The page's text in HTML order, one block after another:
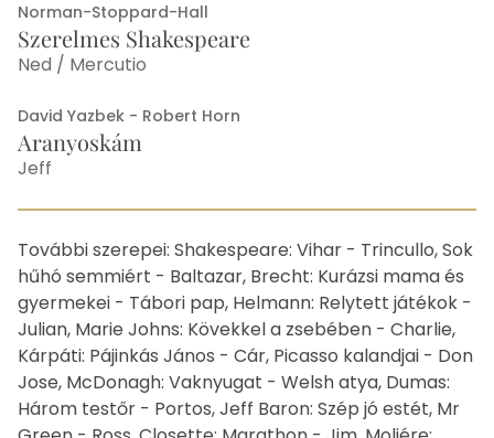
Norman-Stoppard-Hall
Szerelmes Shakespeare
Ned / Mercutio
David Yazbek - Robert Horn
Aranyoskám
Jeff
Egyéb
További szerepei: Shakespeare: Vihar - Trincullo, Sok
hűhó semmiért - Baltazar, Brecht: Kurázsi mama és
gyermekei - Tábori pap, Helmann: Relytett játékok -
Julian, Marie Johns: Kövekkel a zsebében - Charlie,
Kárpáti: Pájinkás János - Cár, Picasso kalandjai - Don
Jose, McDonagh: Vaknyugat - Welsh atya, Dumas:
Három testőr - Portos, Jeff Baron: Szép jó estét, Mr